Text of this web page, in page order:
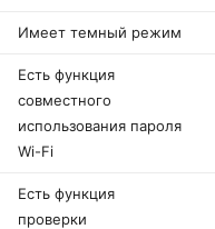
Имеет темный режим
Есть функция
совместного
использования пароля
Wi-Fi
Есть функция
проверки